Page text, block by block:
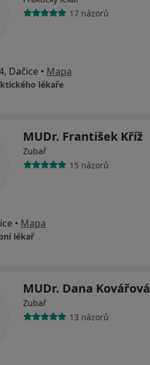
17 názorů
Dačice • Mapa
lékaře
MUDr. František Kříž
Zubař
15 názorů
• Mapa
lékař
MUDr. Dana Kovářová
Zubař
13 názorů